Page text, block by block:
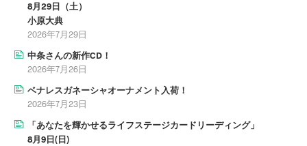
8月29日（土）
小原大典
2026年7月29日
中条さんの新作CD！
2026年7月26日
ベナレスガネーシャオーナメント入荷！
2026年7月23日
「あなたを輝かせるライフステージカードリーディング」
8月9日(日)